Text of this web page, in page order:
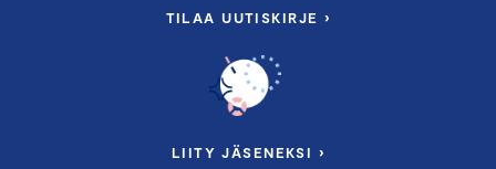
TILAA UUTISKIRJE ›
LIITY JÄSENEKSI ›